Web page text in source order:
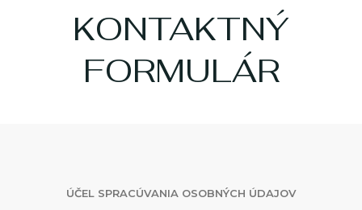
KONTAKTNÝ
FORMULÁR
ÚČEL SPRACÚVANIA OSOBNÝCH ÚDAJOV